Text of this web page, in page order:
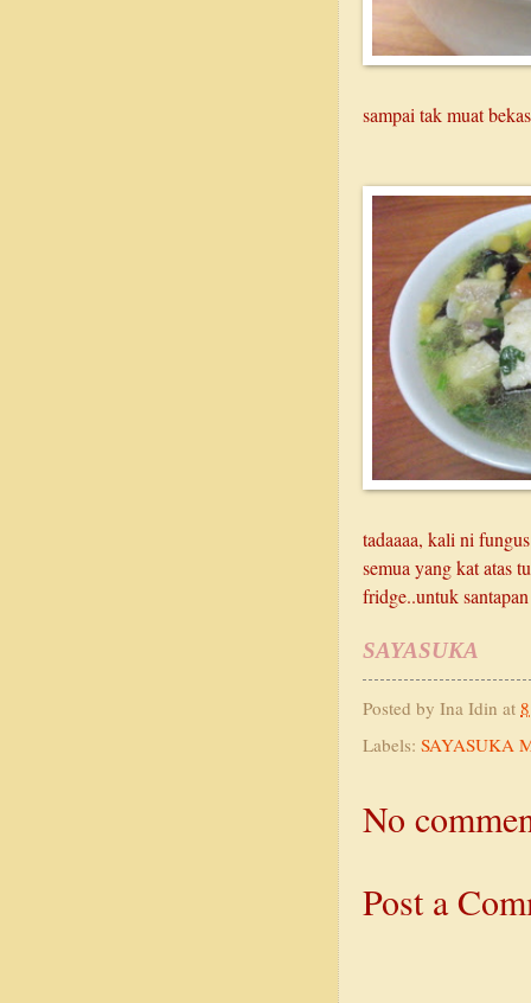
sampai tak muat
tadaaaa, kali ni
semua yang kat atas
fridge..untuk
SAYASUKA
Posted by Ina Idin at
Labels: SAYASUKA
No
Post a